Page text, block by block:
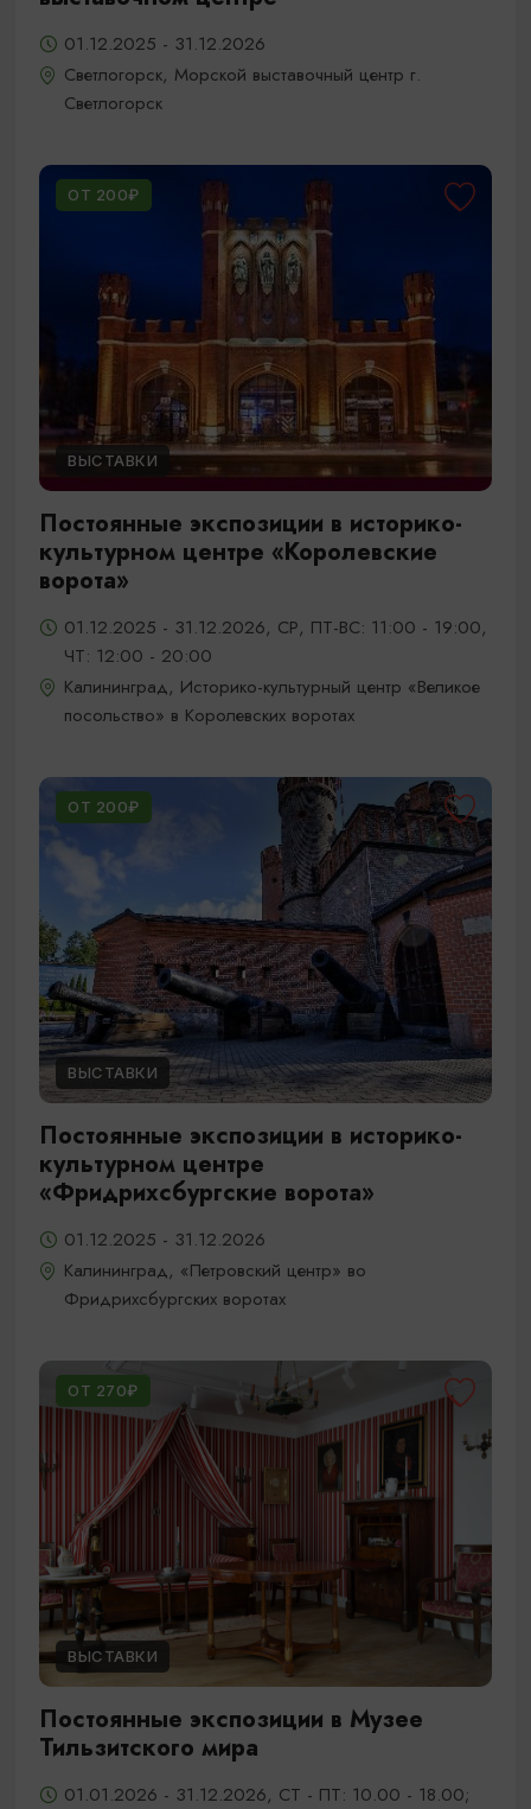
01.12.2025 - 31.12.2026
Светлогорск, Морской выставочный центр г.
Светлогорск
ОТ 200₽
ВЫСТАВКИ
Постоянные экспозиции в историко-
культурном центре «Королевские
ворота»
01.12.2025 - 31.12.2026, СР, ПТ-ВС: 11:00 - 19:00,
ЧТ: 12:00 - 20:00
Калининград, Историко-культурный центр «Великое
посольство» в Королевских воротах
ОТ 200₽
ВЫСТАВКИ
Постоянные экспозиции в историко-
культурном центре
«Фридрихсбургские ворота»
01.12.2025 - 31.12.2026
Калининград, «Петровский центр» во
Фридрихсбургских воротах
ОТ 270₽
ВЫСТАВКИ
Постоянные экспозиции в Музее
Тильзитского мира
01.01.2026 - 31.12.2026, СТ - ПТ: 10.00 - 18.00;